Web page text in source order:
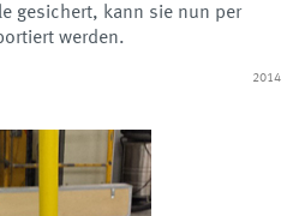
gesichert, kann sie nun per
werden.
2014